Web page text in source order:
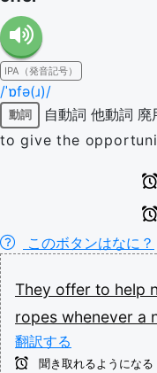
IPA（発音記号）
/ˈɒfə(ɹ)/
動詞 自動詞 他動詞 廃
to give the
このボタンはなに？
They offer to help
ropes whenever a
翻訳する
聞き取れるようになる